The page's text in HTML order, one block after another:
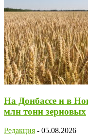
На Донбассе и в
млн тонн зерновых
Редакция - 05.08.2026